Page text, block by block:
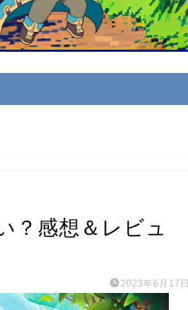
？感想＆レビュ
2023年6月17日